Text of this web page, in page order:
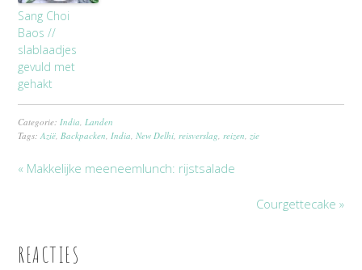
Sang Choi
Baos //
slablaadjes
gevuld met
gehakt
Categorie: India Landen
Tags:Azië Backpacken India ,New Delhi reisverslag reizen zie
« Makkelijke meeneemlunch: rijstsalade
Courgettecake »
REACTIES